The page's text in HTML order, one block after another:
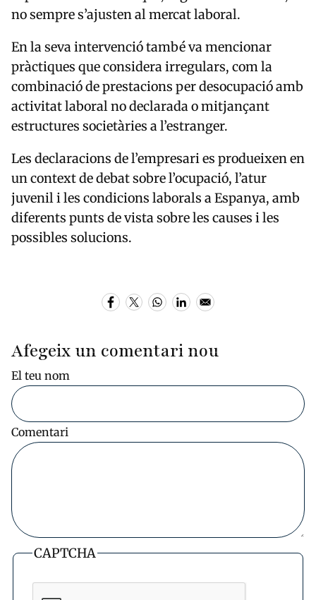
no sempre s’ajusten al mercat laboral.
En la seva intervenció també va mencionar
pràctiques que considera irregulars, com la
combinació de prestacions per desocupació amb
activitat laboral no declarada o mitjançant
estructures societàries a l’estranger.
Les declaracions de l’empresari es produeixen en
un context de debat sobre l’ocupació, l’atur
juvenil i les condicions laborals a Espanya, amb
diferents punts de vista sobre les causes i les
possibles solucions.
Afegeix un comentari nou
El teu nom
Comentari
CAPTCHA